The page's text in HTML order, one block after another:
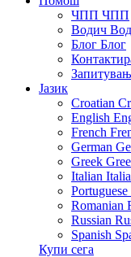
ЧПП ЧПП
Водич
Блог Блог
Јазик
Croatian
English
French
German
Greek
Italian
Portuguese
Romanian
Russian
Spanish
Купи сега